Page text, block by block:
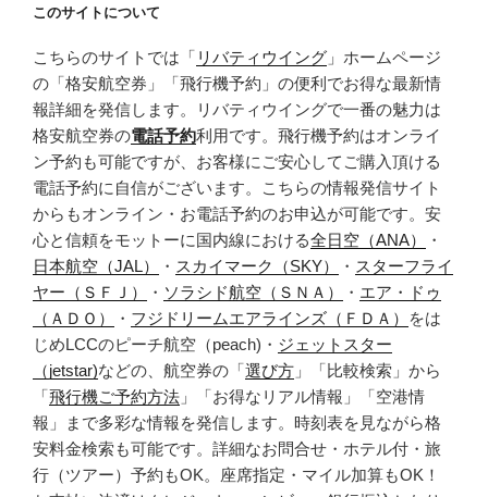
このサイトについて
こちらのサイトでは「 リバティウイング 」ホームページ
の「格安航空券」「飛行機予約」の便利でお得な最新情
報詳細を発信します。リバティウイングで一番の魅力は
格安航空券の電話予約利用です。飛行機予約はオンライ
ン予約も可能ですが、お客様にご安心してご購入頂ける
電話予約に自信がございます。こちらの情報発信サイト
からもオンライン・お電話予約のお申込が可能です。安
心と信頼をモットーに国内線における全日空（ANA）
・
日本航空（JAL）
・ スカイマーク（SKY） ・ スターフライ
ヤー（ＳＦＪ）
・ ソラシド航空（ＳＮＡ） ・ エア・ドゥ
（ＡＤＯ）
・ フジドリームエアラインズ（ＦＤＡ）
をは
じめLCCのピーチ航空（peach)・ ジェットスター
（jetstar)などの、航空券の「選び方 」「比較検索」から
「飛行機ご予約方法 」「お得なリアル情報」「空港情
報」まで多彩な情報を発信します。時刻表を見ながら格
安料金検索も可能です。詳細なお問合せ・ホテル付・旅
行（ツアー）予約もOK。座席指定・マイル加算もOK！